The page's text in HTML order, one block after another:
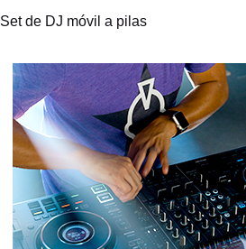
Set de DJ móvil a pilas